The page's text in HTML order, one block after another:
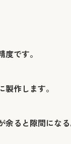
です。
作します。
ると隙間になる